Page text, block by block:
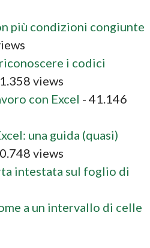
più condizioni congiunte
i codici
views
con Excel - 41.146
una guida (quasi)
views
intestata sul foglio di
a un intervallo di celle